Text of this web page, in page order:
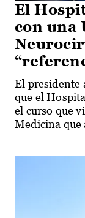
El
con una
El presidente
que el
el curso que
Medicina que